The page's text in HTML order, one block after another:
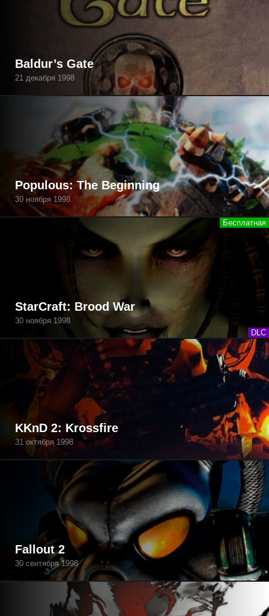
Baldur’s Gate
21 декабря 1998
Populous: The Beginning
30 ноября 1998
DLC
StarCraft: Brood War
30 ноября 1998
KKnD 2: Krossfire
31 октября 1998
Fallout 2
30 сентября 1998